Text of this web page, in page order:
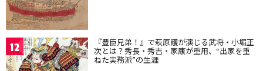
12 『豊臣兄弟！』で萩原護が演じる武将・小堀正
次とは？秀長・秀吉・家康が重用、“出家を重
ねた実務派”の生涯